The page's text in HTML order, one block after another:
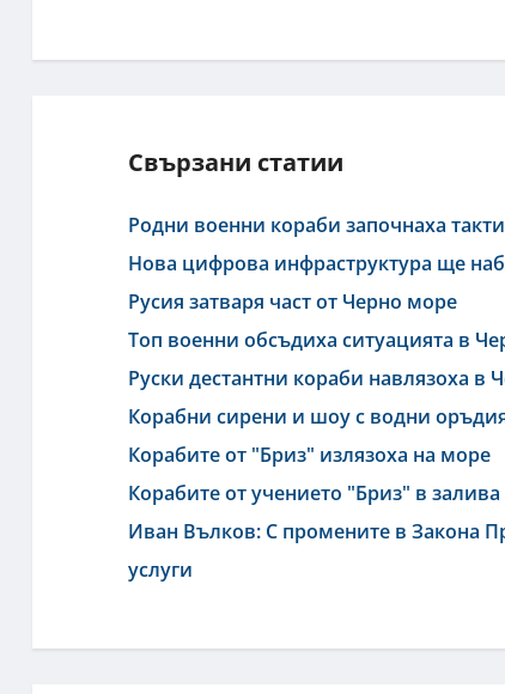
Свързани статии
Родни военни кораби започнаха
Нова цифрова инфраструктура ще
Русия затваря част от Черно море
Топ военни обсъдиха ситуацията в
Руски дестантни кораби навлязоха в
Корабни сирени и шоу с водни
Корабите от "Бриз" излязоха на море
Корабите от учението "Бриз" в
Иван Вълков: С промените в Закона
услуги